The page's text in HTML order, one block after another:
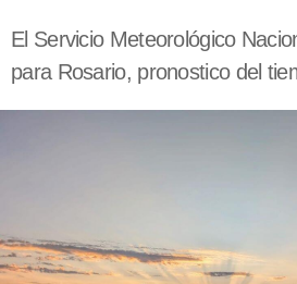
El Servicio Meteorológico
para Rosario, pronostico del